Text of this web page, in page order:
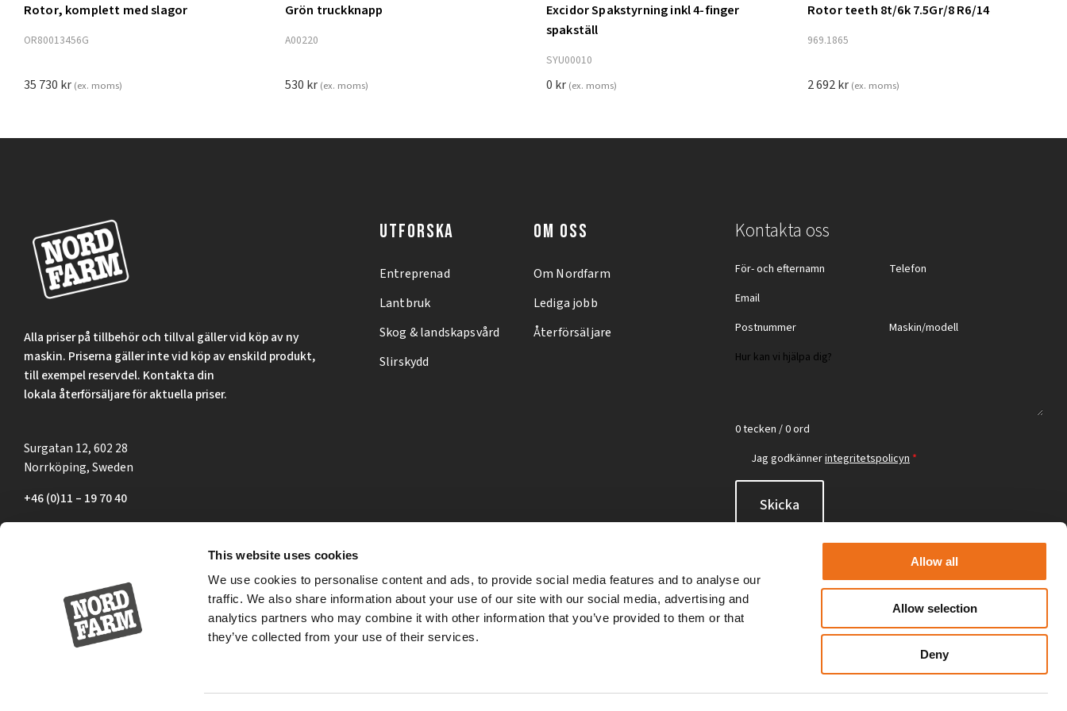
This website uses cookies
We use cookies to personalise content and ads, to provide social media features and to analyse our
traffic. We also share information about your use of our site with our social media, advertising and
analytics partners who may combine it with other information that you’ve provided to them or that
they’ve collected from your use of their services.
Allow all
Allow selection
Deny
Lägg till i varukorg
Rotor, komplett med slagor
OR80013456G
35 730 kr (ex. moms)
Lägg till i varukorg
Grön truckknapp
A00220
530 kr (ex. moms)
Lägg till i varukorg
Excidor Spakstyrning inkl 4-finger
spakställ
SYU00010
0 kr (ex. moms)
Rotor teeth 8t/6k 7.5Gr/8 R6/14
969.1865
2 692kr (ex. moms)
Alla priser på tillbehör och tillval gäller vid köp av ny
maskin. Priserna gäller inte vid köp av enskild produkt,
till exempel reservdel. Kontakta din
lokala återförsäljare för aktuella priser.
Surgatan 12, 602 28
Norrköping, Sweden
+46 (0)11 – 19 70 40
UTFORSKA
Entreprenad
Lantbruk
Skog & landskapsvård
Slirskydd
OM OSS
Om Nordfarm
Lediga jobb
Återförsäljare
Kontakta oss
0 tecken / 0 ord
Jag godkännerintegritetspolicyn *
Skicka